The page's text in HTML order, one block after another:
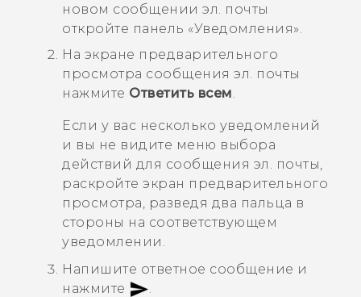
новом сообщении эл. почты
откройте панель «Уведомления».
На экране предварительного
просмотра сообщения эл. почты
нажмите Ответить всем.
Если у вас несколько уведомлений
и вы не видите меню выбора
действий для сообщения эл. почты,
раскройте экран предварительного
просмотра, разведя два пальца в
стороны на соответствующем
уведомлении.
Напишите ответное сообщение и
нажмите
.